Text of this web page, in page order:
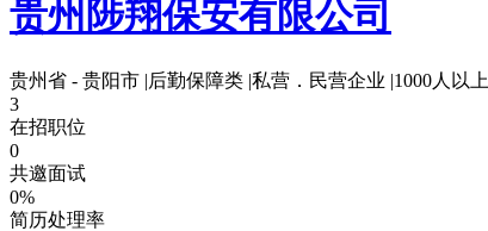
贵州陟翔保安有限公司
贵州省 - 贵阳市 |后勤保障类 |私营．民营企业 |1000人以上
3
在招职位
0
共邀面试
0%
简历处理率